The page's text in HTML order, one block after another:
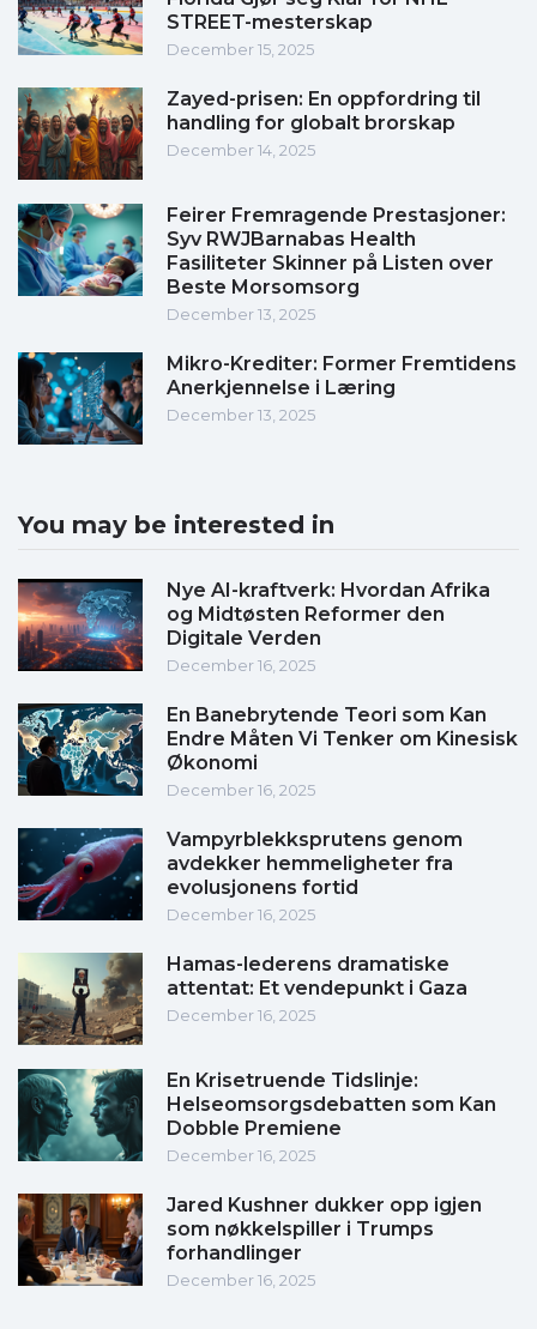
STREET-mesterskap
December 15, 2025
Zayed-prisen: En oppfordring til
handling for globalt brorskap
December 14, 2025
Feirer Fremragende Prestasjoner:
Syv RWJBarnabas Health
Fasiliteter Skinner på Listen over
Beste Morsomsorg
December 13, 2025
Mikro-Krediter: Former Fremtidens
Anerkjennelse i Læring
December 13, 2025
You may be interested in
Nye AI-kraftverk: Hvordan Afrika
og Midtøsten Reformer den
Digitale Verden
December 16, 2025
En Banebrytende Teori som Kan
Endre Måten Vi Tenker om Kinesisk
Økonomi
December 16, 2025
Vampyrblekksprutens genom
avdekker hemmeligheter fra
evolusjonens fortid
December 16, 2025
Hamas-lederens dramatiske
attentat: Et vendepunkt i Gaza
December 16, 2025
En Krisetruende Tidslinje:
Helseomsorgsdebatten som Kan
Dobble Premiene
December 16, 2025
Jared Kushner dukker opp igjen
som nøkkelspiller i Trumps
forhandlinger
December 16, 2025